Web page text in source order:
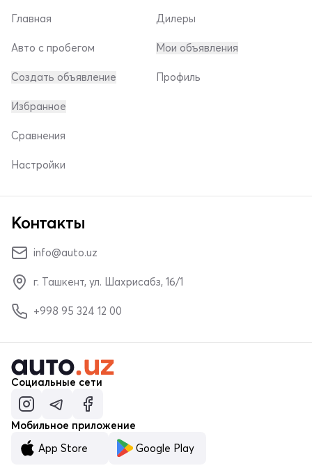
Главная
Авто с пробегом
Создать объявление
Дилеры
Мои объявления
Профиль
Избранное
Сравнения
Настройки
Контакты
info@auto.uz
г. Ташкент, ул. Шахрисабз, 16/1
+998 95 324 12 00
Социальные сети
Мобильное приложение
App Store
Google Play